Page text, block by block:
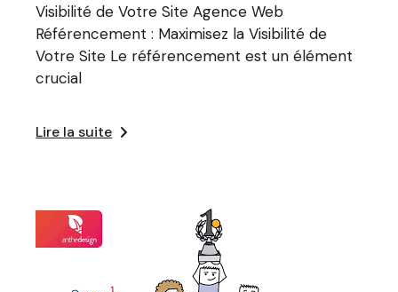
Visibilité de Votre Site Agence Web
Référencement : Maximisez la Visibilité de
Votre Site Le référencement est un élément
crucial
Lire la suite